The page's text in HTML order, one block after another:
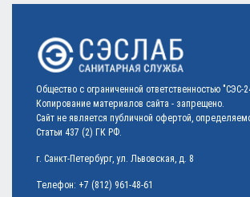
Общество с ограниченной ответственностью "СЭС-
Копирование материалов сайта - запрещено.
Сайт не является публичной офертой,
Статьи 437 (2) ГК РФ.
г. Санкт-Петербург, ул. Львовская, д. 8
Телефон: +7 (812) 961-48-61